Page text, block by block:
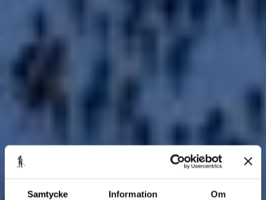
Samtycke Information Om